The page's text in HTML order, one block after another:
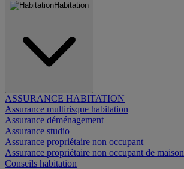
Habitation
ASSURANCE HABITATION
Assurance multirisque habitation
Assurance déménagement
Assurance studio
Assurance propriétaire non occupant
Assurance propriétaire non occupant de maison
Conseils habitation